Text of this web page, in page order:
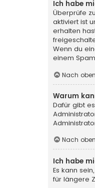
Ich habe
Überprüfe
aktiviert ist
erhalten
Wenn du
einem
Nach oben
Warum
Dafür gibt
Nach oben
Ich habe
Es kann
für längere